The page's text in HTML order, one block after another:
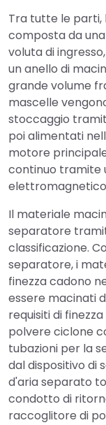
Tra tutte le parti,
composta da
voluta di
un anello di
grande volume
mascelle
stoccaggio
poi alimentati
motore
continuo tramite
Il materiale
separatore
classificazione.
separatore, i
finezza cadono
essere macinati
requisiti di
polvere ciclone
tubazioni per la
dal dispositivo di
d'aria separato
condotto di
raccoglitore di